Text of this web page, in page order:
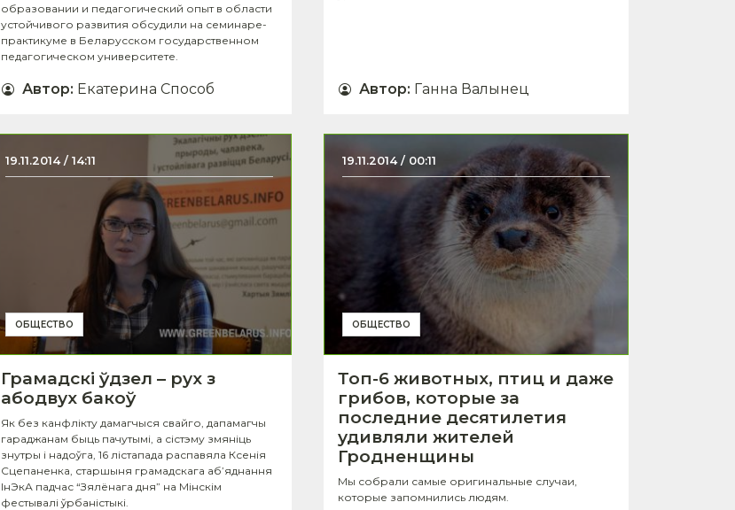
образовании и педагогический опыт в области
устойчивого развития обсудили на семинаре-
практикуме в Беларусском государственном
педагогическом университете.
Автор: Екатерина Способ Автор: Ганна Валынец
19.11.2014 / 14:11
ОБЩЕСТВО
Грамадскі ўдзел – рух з
абодвух бакоў
Як без канфлікту дамагчыся свайго, дапамагчы
гараджанам быць пачутымі, а сістэму змяніць
знутры і надоўга, 16 лістапада распавяла Ксенія
Сцепаненка, старшыня грамадскага аб’яднання
ІнЭкА падчас “Зялёнага дня” на Мінскім
фестывалі ўрбаністыкі.
19.11.2014 / 00:11
ОБЩЕСТВО
Топ-6 животных, птиц и даже
грибов, которые за
последние десятилетия
удивляли жителей
Гродненщины
Мы собрали самые оригинальные случаи,
которые запомнились людям.